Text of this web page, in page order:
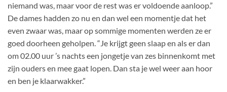
niemand was, maar voor de rest was er voldoende aanloop.”
De dames hadden zo nu en dan wel een momentje dat het
even zwaar was, maar op sommige momenten werden ze er
goed doorheen geholpen. “Je krijgt geen slaap en als er dan
om 02.00 uur ’s nachts een jongetje van zes binnenkomt met
zijn ouders en mee gaat lopen. Dan sta je wel weer aan hoor
en ben je klaarwakker.”